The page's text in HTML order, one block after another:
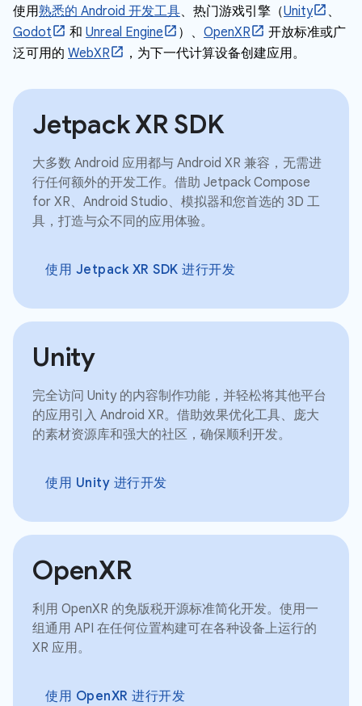
使用熟悉的 Android 开发工具、热门游戏引擎（Unity
、
Godot
和 Unreal Engine ）、 OpenXR
开放标准或广
泛可用的 WebXR ，为下一代计算设备创建应用。
Jetpack XR SDK
大多数 Android 应用都与 Android XR 兼容，无需进
行任何额外的开发工作。借助 Jetpack Compose
for XR、Android Studio、模拟器和您首选的 3D 工
具，打造与众不同的应用体验。
使用 Jetpack XR SDK 进行开发
Unity
完全访问 Unity 的内容制作功能，并轻松将其他平台
的应用引入 Android XR。借助效果优化工具、庞大
的素材资源库和强大的社区，确保顺利开发。
使用 Unity 进行开发
OpenXR
利用 OpenXR 的免版税开源标准简化开发。使用一
组通用 API 在任何位置构建可在各种设备上运行的
XR 应用。
使用 OpenXR 进行开发